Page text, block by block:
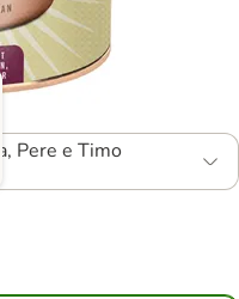
Pere e Timo